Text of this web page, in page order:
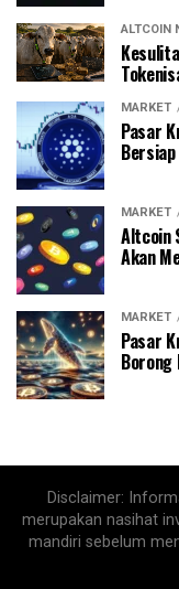
ALTCOIN
MARKET
Pasar
MARKET
Altcoin
Akan
MARKET
Pasar
Disclaimer:
merupakan nasihat
mandiri sebelum